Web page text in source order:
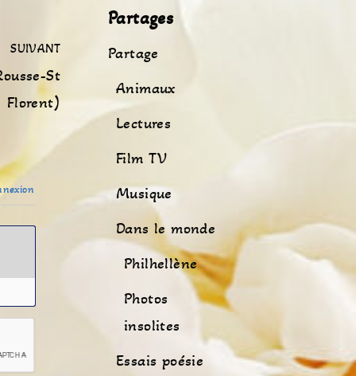
SUIVANT
St
Florent)
Partages
Partage
Animaux
Lectures
Film TV
Musique
Dans le monde
Philhellène
Photos
insolites
Essais poésie